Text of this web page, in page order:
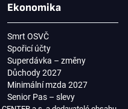
Ekonomika
Smrt OSVČ
Spořicí účty
Superdávka – změny
Důchody 2027
Minimální mzda 2027
Senior Pas – slevy